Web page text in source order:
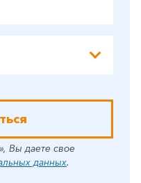
Вы даете свое
данных.